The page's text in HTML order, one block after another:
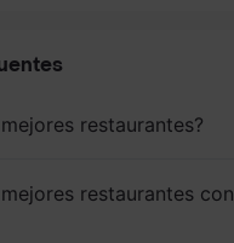
restaurantes?
restaurantes con